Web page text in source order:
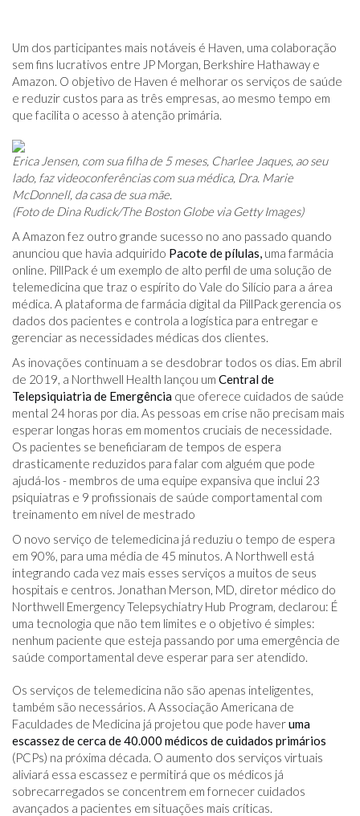
Um dos participantes mais notáveis ​​é Haven, uma colaboração
sem fins lucrativos entre JP Morgan, Berkshire Hathaway e
Amazon. O objetivo de Haven é melhorar os serviços de saúde
e reduzir custos para as três empresas, ao mesmo tempo em
que facilita o acesso à atenção primária.
Erica Jensen, com sua filha de 5 meses, Charlee Jaques, ao seu
lado, faz videoconferências com sua médica, Dra. Marie
McDonnell, da casa de sua mãe.
(Foto de Dina Rudick/The Boston Globe via Getty Images)
A Amazon fez outro grande sucesso no ano passado quando
anunciou que havia adquirido Pacote de pílulas, uma farmácia
online. PillPack é um exemplo de alto perfil de uma solução de
telemedicina que traz o espírito do Vale do Silício para a área
médica. A plataforma de farmácia digital da PillPack gerencia os
dados dos pacientes e controla a logística para entregar e
gerenciar as necessidades médicas dos clientes.
As inovações continuam a se desdobrar todos os dias. Em abril
de 2019, a Northwell Health lançou um Central de
Telepsiquiatria de Emergência que oferece cuidados de saúde
mental 24 horas por dia. As pessoas em crise não precisam mais
esperar longas horas em momentos cruciais de necessidade.
Os pacientes se beneficiaram de tempos de espera
drasticamente reduzidos para falar com alguém que pode
ajudá-los - membros de uma equipe expansiva que inclui 23
psiquiatras e 9 profissionais de saúde comportamental com
treinamento em nível de mestrado
O novo serviço de telemedicina já reduziu o tempo de espera
em 90%, para uma média de 45 minutos. A Northwell está
integrando cada vez mais esses serviços a muitos de seus
hospitais e centros. Jonathan Merson, MD, diretor médico do
Northwell Emergency Telepsychiatry Hub Program, declarou: É
uma tecnologia que não tem limites e o objetivo é simples:
nenhum paciente que esteja passando por uma emergência de
saúde comportamental deve esperar para ser atendido.
Os serviços de telemedicina não são apenas inteligentes,
também são necessários. A Associação Americana de
Faculdades de Medicina já projetou que pode haveruma
escassez de cerca de 40.000 médicos de cuidados primários
(PCPs) na próxima década. O aumento dos serviços virtuais
aliviará essa escassez e permitirá que os médicos já
sobrecarregados se concentrem em fornecer cuidados
avançados a pacientes em situações mais críticas.